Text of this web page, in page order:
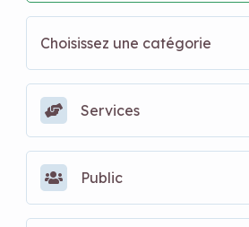
Choisissez une catégorie
Services
Public